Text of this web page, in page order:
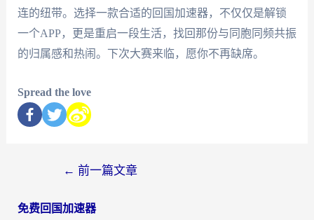
连的纽带。选择一款合适的回国加速器，不仅仅是解锁
一个APP，更是重启一段生活，找回那份与同胞同频共振
的归属感和热闹。下次大赛来临，愿你不再缺席。
Spread the love
← 前一篇文章
免费回国加速器